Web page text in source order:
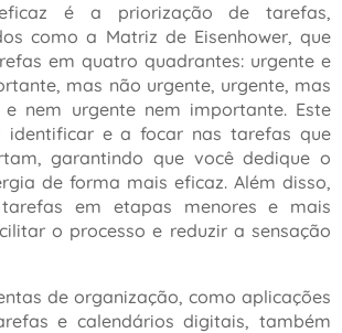
é a priorização de tarefas,
como a Matriz de Eisenhower, que
em quatro quadrantes: urgente e
mas não urgente, urgente, mas
nem urgente nem importante. Este
identificar e a focar nas tarefas que
garantindo que você dedique o
de forma mais eficaz. Além disso,
em etapas menores e mais
o processo e reduzir a sensação
de organização, como aplicações
e calendários digitais, também